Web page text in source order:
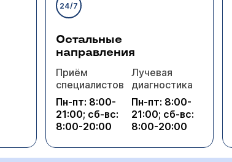
24/7
Остальные
направления
Приём
специалистов
Пн-пт: 8:00-
21:00; сб-вс:
8:00-20:00
Лучевая
диагностика
Пн-пт: 8:00-
21:00; сб-вс:
8:00-20:00